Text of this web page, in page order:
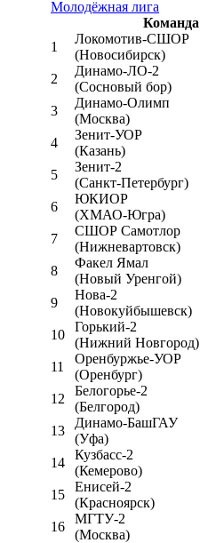
Молодёжная лига
Команда
1
Локомотив-CШОР
(Новосибирск)
2
Динамо-ЛО-2
(Сосновый бор)
3
Динамо-Олимп
(Москва)
4
Зенит-УОР
(Казань)
5
Зенит-2
(Санкт-Петербург)
6
ЮКИОР
(ХМАО-Югра)
7
СШОР Самотлор
(Нижневартовск)
8
Факел Ямал
(Новый Уренгой)
9
Нова-2
(Новокуйбышевск)
10
Горький-2
(Нижний Новгород)
11
Оренбуржье-УОР
(Оренбург)
12
Белогорье-2
(Белгород)
13
Динамо-БашГАУ
(Уфа)
14
Кузбасс-2
(Кемерово)
15
Енисей-2
(Красноярск)
16
МГТУ-2
(Москва)